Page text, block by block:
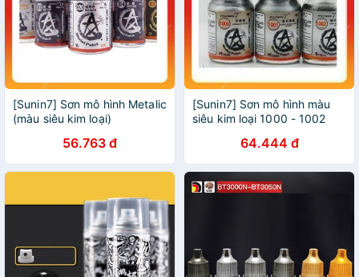
[Sunin7] Sơn mô hình Metalic
(màu siêu kim loại)
56.763 đ
[Sunin7] Sơn mô hình màu
siêu kim loại 1000 - 1002
64.444 đ